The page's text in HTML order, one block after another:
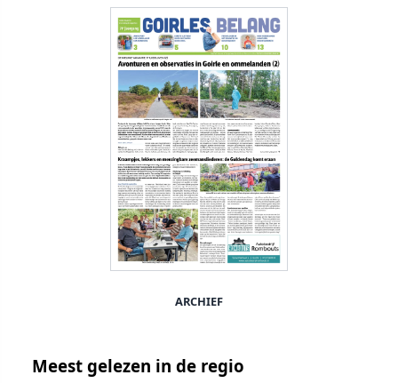
ARCHIEF
Meest gelezen in de regio